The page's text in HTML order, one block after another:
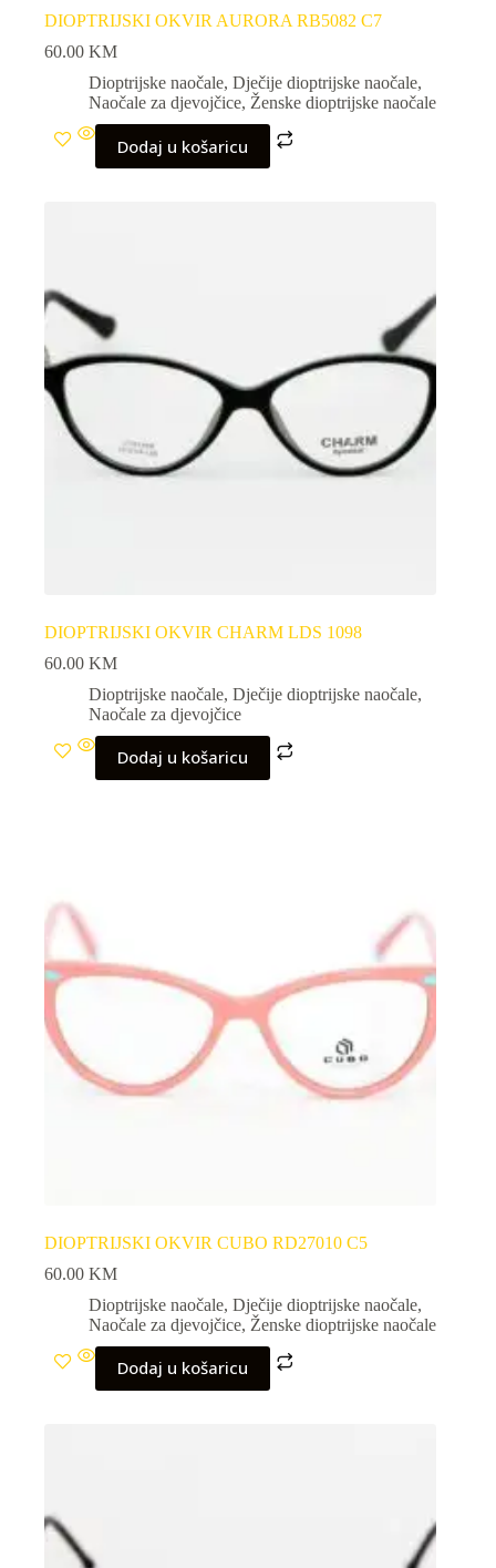
DIOPTRIJSKI OKVIR AURORA RB5082 C7
60.00 KM
Dioptrijske naočale, Dječije dioptrijske naočale,
Naočale za djevojčice, Ženske dioptrijske naočale
Dodaj u košaricu
DIOPTRIJSKI OKVIR CHARM LDS 1098
60.00 KM
Dioptrijske naočale, Dječije dioptrijske naočale,
Naočale za djevojčice
Dodaj u košaricu
DIOPTRIJSKI OKVIR CUBO RD27010 C5
60.00 KM
Dioptrijske naočale, Dječije dioptrijske naočale,
Naočale za djevojčice, Ženske dioptrijske naočale
Dodaj u košaricu